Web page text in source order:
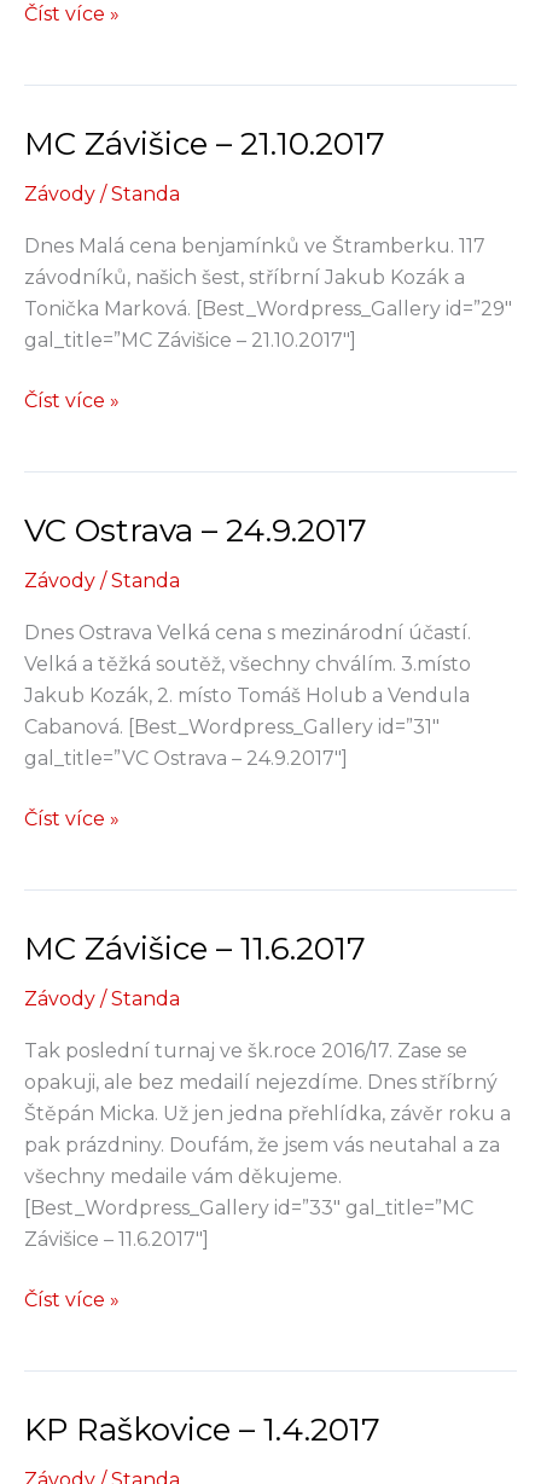
VC
Číst více »
MC Závišice – 21.10.2017
Závody /Standa
Dnes Malá cena benjamínků ve Štramberku. 117
závodníků, našich šest, stříbrní Jakub Kozák a
Tonička Marková. [Best_Wordpress_Gallery id=”29″
gal_title=”MC Závišice – 21.10.2017″]
MC
Číst více »
VC Ostrava – 24.9.2017
Závody /Standa
Dnes Ostrava Velká cena s mezinárodní účastí.
Velká a těžká soutěž, všechny chválím. 3.místo
Jakub Kozák, 2. místo Tomáš Holub a Vendula
Cabanová. [Best_Wordpress_Gallery id=”31″
gal_title=”VC Ostrava – 24.9.2017″]
VC
Číst více »
MC Závišice – 11.6.2017
Závody /Standa
Tak poslední turnaj ve šk.roce 2016/17. Zase se
opakuji, ale bez medailí nejezdíme. Dnes stříbrný
Štěpán Micka. Už jen jedna přehlídka, závěr roku a
pak prázdniny. Doufám, že jsem vás neutahal a za
všechny medaile vám děkujeme.
[Best_Wordpress_Gallery id=”33″ gal_title=”MC
Závišice – 11.6.2017″]
MC
Číst více »
KP Raškovice – 1.4.2017